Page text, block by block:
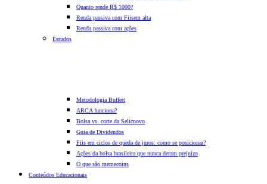
Quanto rende R$ 1000?
Renda passiva com Fiisem alta
Renda passiva com ações
Estudos
Metodologia Buffett
ARCA funciona?
Bolsa vs. corte da Selicnovo
Guia de Dividendos
Fiis em ciclos de queda de juros: como se posicionar?
Ações da bolsa brasileira que nunca deram prejuízo
O que são memecoins
Conteúdos Educacionais